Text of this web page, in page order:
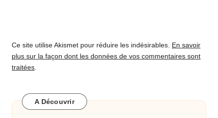
Ce site utilise Akismet pour réduire les indésirables. En savoir
plus sur la façon dont les données de vos commentaires sont
traitées
A Découvrir